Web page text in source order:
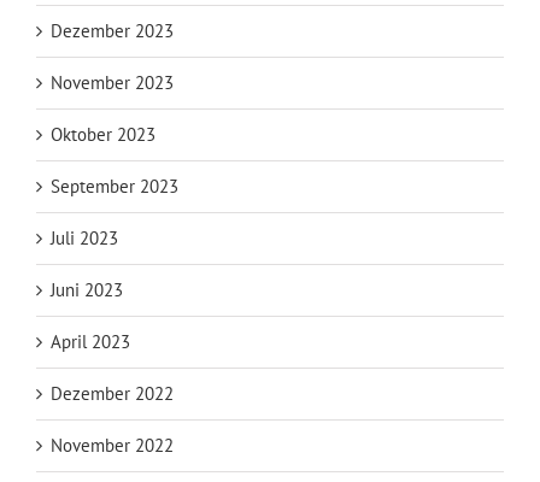
Dezember 2023
November 2023
Oktober 2023
September 2023
Juli 2023
Juni 2023
April 2023
Dezember 2022
November 2022